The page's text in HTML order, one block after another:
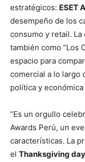
estratégicos: ESET
desempeño de los
consumo y retail.
también como “Los
espacio para
comercial a lo largo
política y
“Es un orgullo
Awards Perú, un
características. La
el Thanksgiving day